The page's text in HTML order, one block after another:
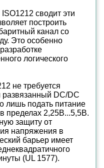
сводит эти
построить
канал со
Это особенно
логического
не требуется
развязанный DC/DC
лишь подать питание
пределах 2,25В...5,5В.
защиту от
напряжения в
барьер имеет
(UL 1577).